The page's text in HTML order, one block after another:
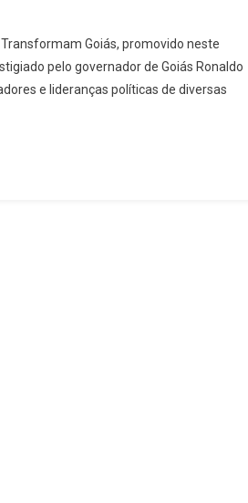
Goiás, promovido neste
pelo governador de Goiás Ronaldo
e lideranças políticas de diversas